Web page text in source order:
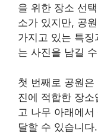
을 위한 장소 선
소가 있지만, 공
가지고 있는 특
는 사진을 남길
첫 번째로 공원
진에 적합한 장
고 나무 아래에
달할 수 있습니